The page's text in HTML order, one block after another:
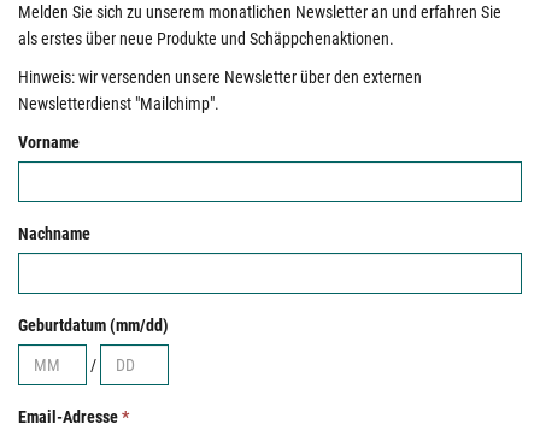
Melden Sie sich zu unserem monatlichen Newsletter an und erfahren Sie
als erstes über neue Produkte und Schäppchenaktionen.
Hinweis: wir versenden unsere Newsletter über den externen
Newsletterdienst "Mailchimp".
Vorname
Nachname
Geburtdatum (mm/dd)
/
Email-Adresse*